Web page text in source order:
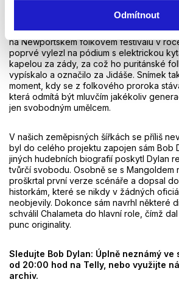
Odmítnout
Příběh vrcholí legendárním a dodnes
na Newportském folkovém festivalu v
poprvé vylezl na pódium s elektrickou
kapelou za zády, za což ho puritánské
vypískalo a označilo za Jidáše. Snímek
moment, kdy se z folkového proroka
která odmítá být mluvčím jakékoliv
jen svobodným umělcem.
V našich zeměpisných šířkách se příliš
byl do celého projektu zapojen sám Bob
jiných hudebních biografií poskytl Dylan
tvůrčí svobodu. Osobně se s Mangoldem
proškrtal první verze scénáře a dopsal
historkám, které se nikdy v žádných
neobjevily. Dokonce sám navrhl některé
schválil Chalameta do hlavní role, čímž
punc originality.
Sledujte Bob Dylan: Úplně neznámý ve
od 20:00 hod na Telly, nebo využijte
archiv.